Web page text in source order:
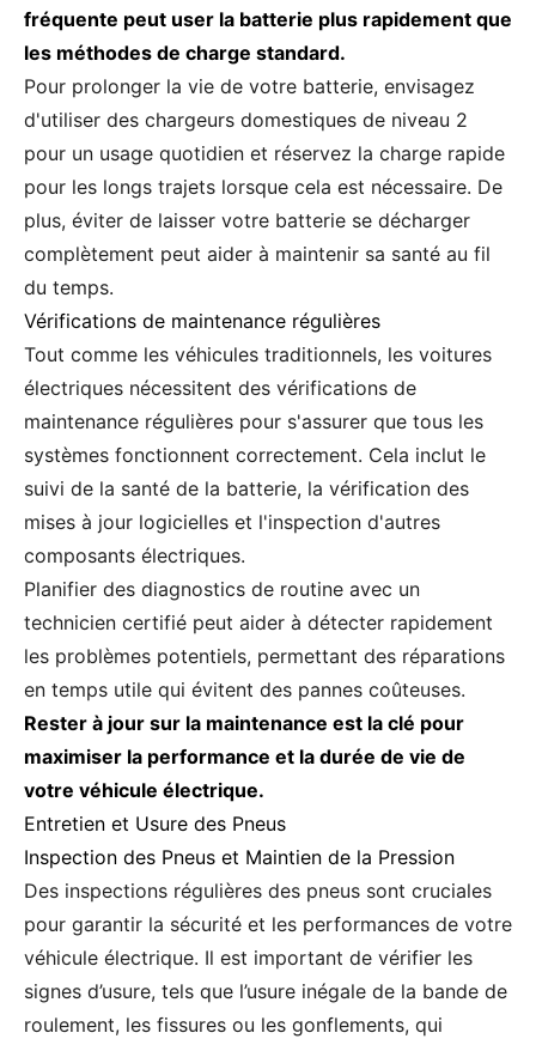
fréquente peut user la batterie plus rapidement que
les méthodes de charge standard.
Pour prolonger la vie de votre batterie, envisagez
d'utiliser des chargeurs domestiques de niveau 2
pour un usage quotidien et réservez la charge rapide
pour les longs trajets lorsque cela est nécessaire. De
plus, éviter de laisser votre batterie se décharger
complètement peut aider à maintenir sa santé au fil
du temps.
Vérifications de maintenance régulières
Tout comme les véhicules traditionnels, les voitures
électriques nécessitent des vérifications de
maintenance régulières pour s'assurer que tous les
systèmes fonctionnent correctement. Cela inclut le
suivi de la santé de la batterie, la vérification des
mises à jour logicielles et l'inspection d'autres
composants électriques.
Planifier des diagnostics de routine avec un
technicien certifié peut aider à détecter rapidement
les problèmes potentiels, permettant des réparations
en temps utile qui évitent des pannes coûteuses.
Rester à jour sur la maintenance est la clé pour
maximiser la performance et la durée de vie de
votre véhicule électrique.
Entretien et Usure des Pneus
Inspection des Pneus et Maintien de la Pression
Des inspections régulières des pneus sont cruciales
pour garantir la sécurité et les performances de votre
véhicule électrique. Il est important de vérifier les
signes d’usure, tels que l’usure inégale de la bande de
roulement, les fissures ou les gonflements, qui